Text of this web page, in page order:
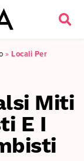
» Locali Per
Miti
E I